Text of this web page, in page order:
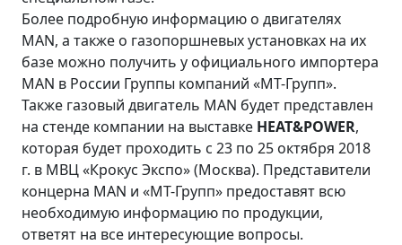
Более подробную информацию о двигателях
MAN, а также о газопоршневых установках на их
базе можно получить у официального импортера
MAN в России Группы компаний «МТ-Групп».
Также газовый двигатель MAN будет представлен
на стенде компании на выставке HEAT&POWER,
которая будет проходить с 23 по 25 октября 2018
г. в МВЦ «Крокус Экспо» (Москва). Представители
концерна MAN и «МТ-Групп» предоставят всю
необходимую информацию по продукции,
ответят на все интересующие вопросы.